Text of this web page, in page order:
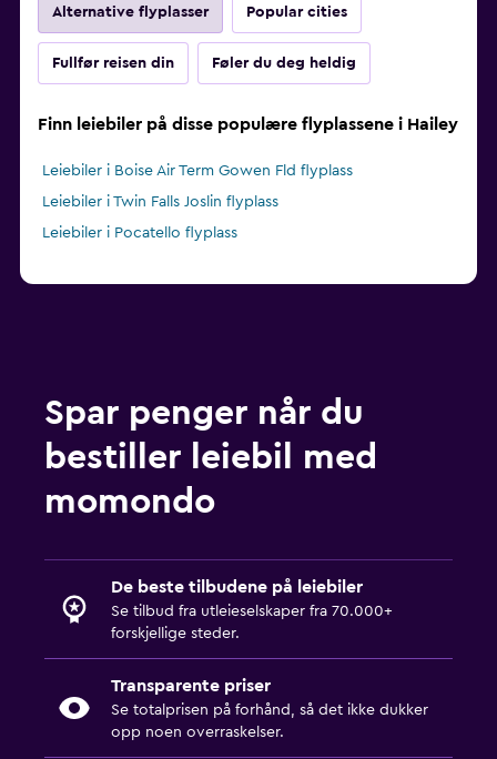
Alternative flyplasser Popular cities
Fullfør reisen din Føler du deg heldig
Finn leiebiler på disse populære flyplassene i Hailey
Leiebiler i Boise Air Term Gowen Fld flyplass
Leiebiler i Twin Falls Joslin flyplass
Leiebiler i Pocatello flyplass
Spar penger når du
bestiller leiebil med
momondo
De beste tilbudene på leiebiler
Se tilbud fra utleieselskaper fra 70.000+
forskjellige steder.
Transparente priser
Se totalprisen på forhånd, så det ikke dukker
opp noen overraskelser.